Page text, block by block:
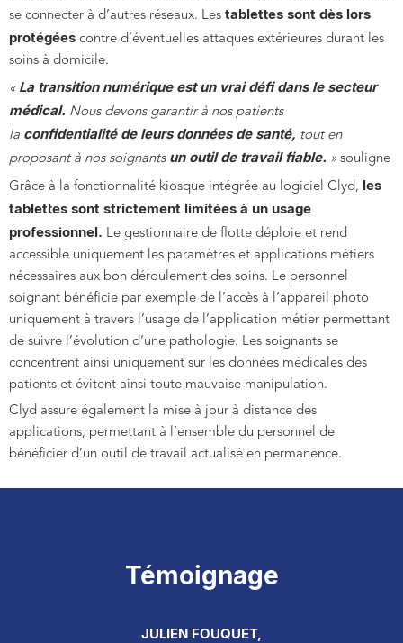
se connecter à d’autres réseaux. Les tablettes sont dès lors
protégées contre d’éventuelles attaques extérieures durant les
soins à domicile.
« La transition numérique est un vrai défi dans le secteur
médical. Nous devons garantir à nos patients
la confidentialité de leurs données de santé, tout en
proposant à nos soignants un outil de travail fiable. » souligne
Grâce à la fonctionnalité kiosque intégrée au logiciel Clyd, les
tablettes sont strictement limitées à un usage
professionnel. Le gestionnaire de flotte déploie et rend
accessible uniquement les paramètres et applications métiers
nécessaires aux bon déroulement des soins. Le personnel
soignant bénéficie par exemple de l’accès à l’appareil photo
uniquement à travers l’usage de l’application métier permettant
de suivre l’évolution d’une pathologie. Les soignants se
concentrent ainsi uniquement sur les données médicales des
patients et évitent ainsi toute mauvaise manipulation.
Clyd assure également la mise à jour à distance des
applications, permettant à l’ensemble du personnel de
bénéficier d’un outil de travail actualisé en permanence.
Témoignage
JULIEN FOUQUET,